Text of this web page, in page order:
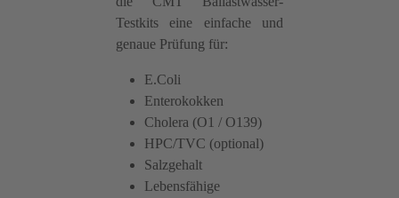
Testkits eine einfache und
genaue Prüfung für:
E.Coli
Enterokokken
Cholera (O1 / O139)
HPC/TVC (optional)
Salzgehalt
Lebensfähige